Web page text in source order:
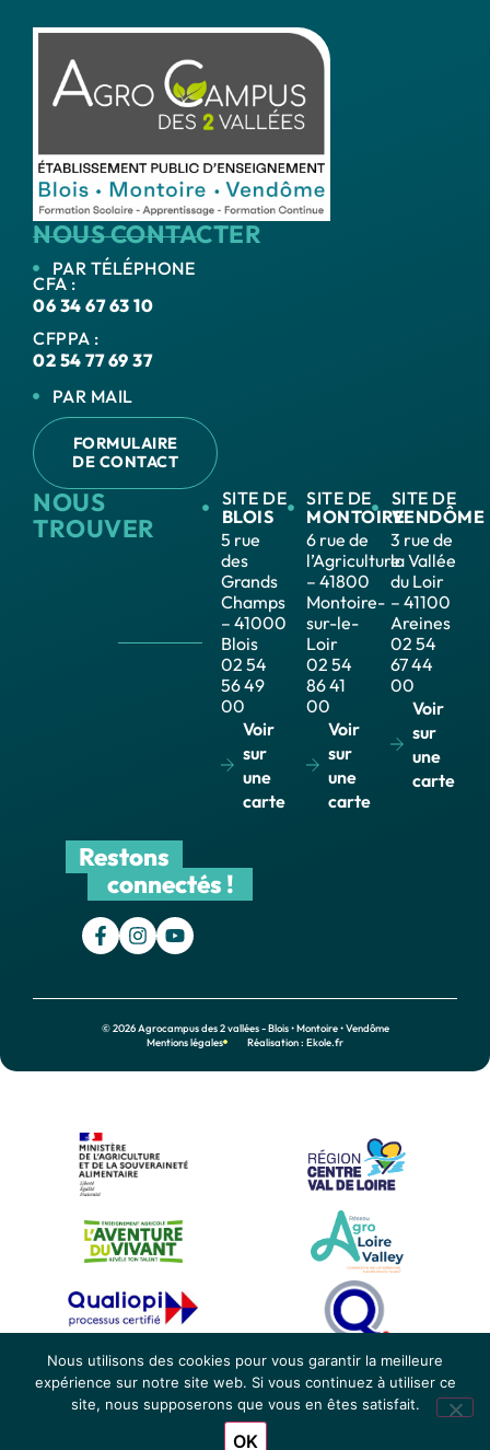
NOUS CONTACTER
PAR TÉLÉPHONE
CFA :
06 34 67 63 10
CFPPA :
02 54 77 69 37
PAR MAIL
FORMULAIRE
DE CONTACT
NOUS
TROUVER
SITE DE
BLOIS
5 rue
des
Grands
Champs
– 41000
Blois
02 54
56 49
00
Voir
sur
une
carte
SITE DE
MONTOIRE
6 rue de
l’Agriculture
– 41800
Montoire-
sur-le-
Loir
02 54
86 41
00
Voir
sur
une
carte
SITE DE
VENDÔME
3 rue de
la Vallée
du Loir
– 41100
Areines
02 54
67 44
00
Voir
sur
une
carte
Restons
connectés !
© 2026 Agrocampus des 2 vallées - Blois • Montoire • Vendôme
Mentions légales
Réalisation : Ekole.fr
Nous utilisons des cookies pour vous garantir la meilleure
expérience sur notre site web. Si vous continuez à utiliser ce
site, nous supposerons que vous en êtes satisfait.
OK